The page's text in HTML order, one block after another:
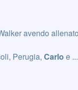
avendo
Perugia, Carlo e